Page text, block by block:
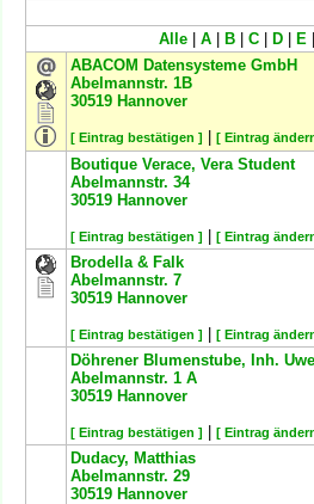
Alle A B C D E
ABACOM Datensysteme GmbH
Abelmannstr. 1B
30519 Hannover
[ Eintrag bestätigen ] [ Eintrag
Boutique Verace, Vera Student
Abelmannstr. 34
30519 Hannover
[ Eintrag bestätigen ] [ Eintrag
Brodella & Falk
Abelmannstr. 7
30519 Hannover
[ Eintrag bestätigen ] [ Eintrag
Döhrener Blumenstube, Inh.
Abelmannstr. 1 A
30519 Hannover
[ Eintrag bestätigen ] [ Eintrag
Dudacy, Matthias
Abelmannstr. 29
30519 Hannover